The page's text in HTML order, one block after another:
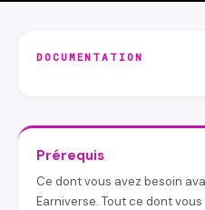
DOCUMENTATION
Prérequis
Ce dont vous avez besoin
Earniverse. Tout ce dont